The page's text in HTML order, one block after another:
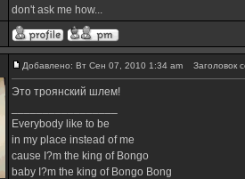
don't ask me how...
Добавлено: Вт Сен 07, 2010 1:34 am Заголовок
Это троянский шлем!
Everybody like to be
in my place instead of me
cause I?m the king of Bongo
baby I?m the king of Bongo Bong